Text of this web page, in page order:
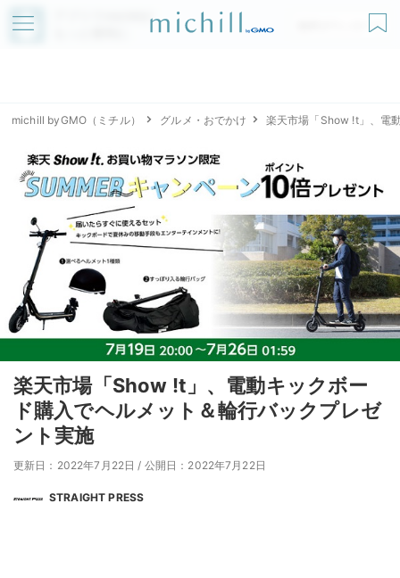
アプリでmichillが
無料ダウンロード
michill byGMO（ミチル） グルメ・おでかけ 楽天市場「Show !t」、電
楽天市場「Show !t」、電動キックボー
ド購入でヘルメット＆輪行バックプレゼ
ント実施
更新日：2022年7月22日 / 公開日：2022年7月22日
STRAIGHT PRESS